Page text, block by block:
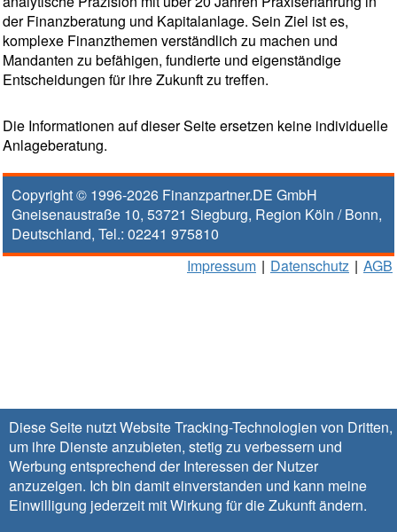
Diese Seite nutzt Website Tracking-Technologien von Dritten,
um ihre Dienste anzubieten, stetig zu verbessern und
Werbung entsprechend der Interessen der Nutzer
anzuzeigen. Ich bin damit einverstanden und kann meine
Einwilligung jederzeit mit Wirkung für die Zukunftändern.
der Finanzberatung und Kapitalanlage. Sein Ziel ist es,
komplexe Finanzthemen verständlich zu machen und
Mandanten zu befähigen, fundierte und eigenständige
Entscheidungen für ihre Zukunft zu treffen.
Die Informationen auf dieser Seite ersetzen keine individuelle
Anlageberatung.
Copyright © 1996-2026 Finanzpartner.DE GmbH
Gneisenaustraße 10, 53721 Siegburg, Region Köln / Bonn,
Deutschland, Tel.: 02241 975810
Impressum | Datenschutz | AGB